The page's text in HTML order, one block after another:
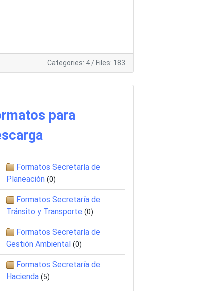
Categories: 4/ Files: 183
para
Formatos Secretaría de
Planeación (0)
Formatos Secretaría de
Tránsito y Transporte (0)
Formatos Secretaría de
Gestión Ambiental (0)
Formatos Secretaría de
Hacienda (5)